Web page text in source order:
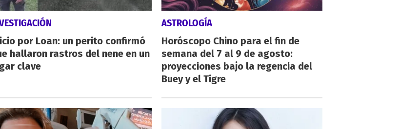
por Loan: un perito confirmó
hallaron rastros del nene en un
clave
ASTROLOGÍA
Horóscopo Chino para el fin de
semana del 7 al 9 de agosto:
proyecciones bajo la regencia del
Buey y el Tigre